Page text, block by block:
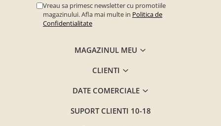
Vreau sa primesc newsletter cu promotiile
magazinului. Afla mai multe in Politica de
Confidentialitate
MAGAZINUL MEU
CLIENTI
DATE COMERCIALE
SUPORT CLIENTI 10-18